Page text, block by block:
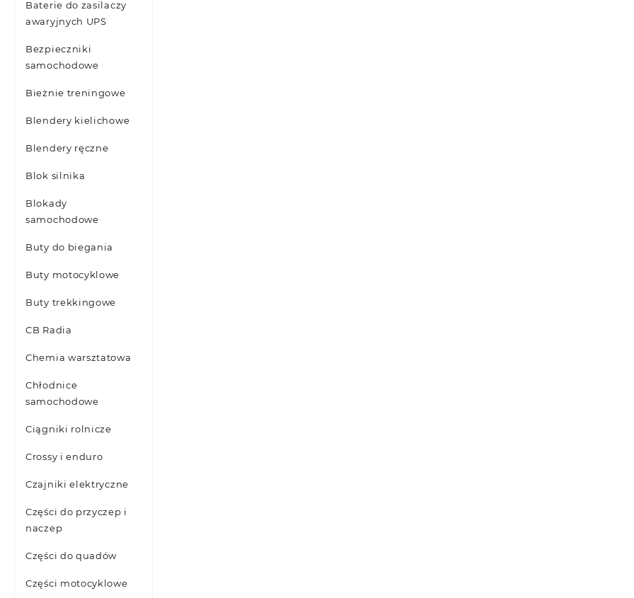
Baterie do zasilaczy
awaryjnych UPS
Bezpieczniki
samochodowe
Bieżnie treningowe
Blendery kielichowe
Blendery ręczne
Blok silnika
Blokady
samochodowe
Buty do biegania
Buty motocyklowe
Buty trekkingowe
CB Radia
Chemia warsztatowa
Chłodnice
samochodowe
Ciągniki rolnicze
Crossy i enduro
Czajniki elektryczne
Części do przyczep i
naczep
Części do quadów
Części motocyklowe